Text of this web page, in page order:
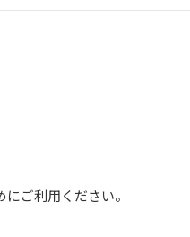
ご利用ください。